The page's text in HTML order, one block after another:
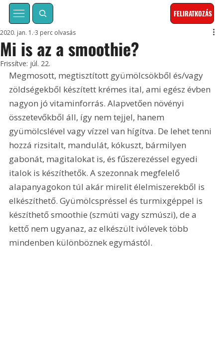
FELIRATKOZÁS
Mi is az a smoothie?
2020. jan. 1. 3 perc olvasás
Frissítve: júl. 22.
Megmosott, megtisztított gyümölcsökből és/vagy
zöldségekből készített krémes ital, ami egész évben
nagyon jó vitaminforrás. Alapvetően növényi
összetevőkből áll, így nem tejjel, hanem
gyümölcslével vagy vízzel van hígítva. De lehet tenni
hozzá rizsitalt, mandulát, kókuszt, bármilyen
gabonát, magitalokat is, és fűszerezéssel egyedi
italok is készíthetők. A szezonnak megfelelő
alapanyagokon túl akár mirelit élelmiszerekből is
elkészíthető. Gyümölcspréssel és turmixgéppel is
készíthető smoothie (szmúti vagy szmúszi), de a
kettő nem ugyanaz, az elkészült ivólevek több
mindenben különböznek egymástól.